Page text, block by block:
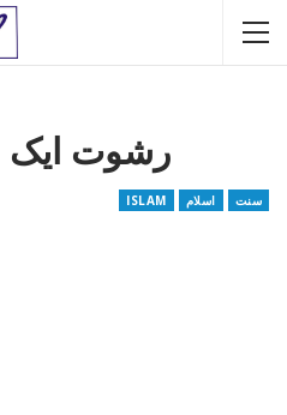
رشوت ایک
ISLAM اسلام سنت